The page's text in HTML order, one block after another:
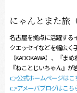
にゃんとまた旅
名古屋を拠点に活躍する
クエッセイなどを幅広く
（KADOKAWA）、『ま
『ねことじいちゃん』
👉公式ホームページはこ
👉アメーバブログはこち